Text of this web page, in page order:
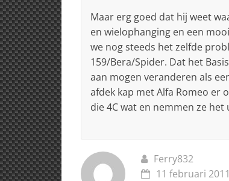
Maar erg goed dat hij weet
en wielophanging en een
we nog steeds het zelfde
159/Bera/Spider. Dat het
aan mogen veranderen als
afdek kap met Alfa Romeo er
die 4C wat en nemmen ze
Ferry832
11 februari